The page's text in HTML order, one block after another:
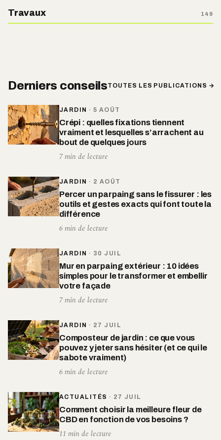
Travaux 149
Derniers conseilsTOUTES LES PUBLICATIONS →
JARDIN · 5 AOÛT
Crépi : quelles fixations tiennent
vraiment et lesquelles s’arrachent au
bout de quelques jours
7 min de lecture
JARDIN · 2 AOÛT
Percer un parpaing sans le fissurer : les
outils et gestes exacts qui font toute la
différence
6 min de lecture
JARDIN · 30 JUIL
Mur en parpaing extérieur : 10 idées
simples pour le transformer et embellir
votre façade
7 min de lecture
JARDIN · 27 JUIL
Composteur de jardin : ce que vous
pouvez y jeter sans hésiter (et ce qui le
sabote vraiment)
6 min de lecture
ACTUALITÉS · 27 JUIL
Comment choisir la meilleure fleur de
CBD en fonction de vos besoins ?
11 min de lecture